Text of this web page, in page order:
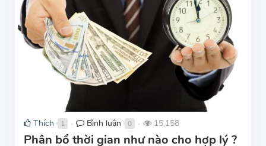
Thích 1 ● Bình luận 0 ● 15,158
Phân bổ thời gian như nào cho hợp lý ?